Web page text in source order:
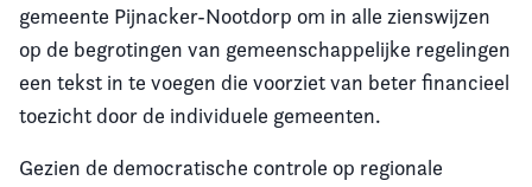
gemeente Pijnacker-Nootdorp om in alle zienswijzen
op de begrotingen van gemeenschappelijke regelingen
een tekst in te voegen die voorziet van beter financieel
toezicht door de individuele gemeenten.
Gezien de democratische controle op regionale